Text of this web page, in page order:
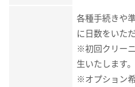
各種手続きや
に日数をいた
※初回クリー
生いたします。
※オプション